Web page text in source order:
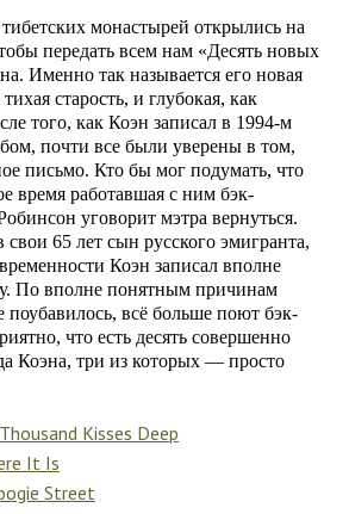
монастырей открылись на
передать всем нам «Десять новых
Именно так называется его новая
старость, и глубокая, как
того, как Коэн записал в 1994-м
почти все были уверены в том,
письмо. Кто бы мог подумать, что
время работавшая с ним бэк-
уговорит мэтра вернуться.
65 лет сын русского эмигранта,
Коэн записал вполне
По вполне понятным причинам
поубавилось, всё больше поют бэк-
что есть десять совершенно
Коэна, три из которых — просто
Kisses Deep
It Is
Street